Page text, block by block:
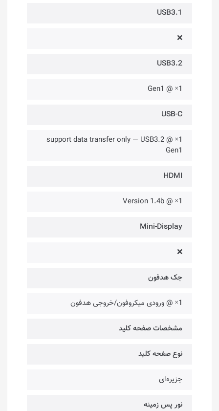
USB3.1
❌
USB3.2
1× @ Gen1
USB-C
1× @ support data transfer only — USB3.2
Gen1
HDMI
1× @ Version 1.4b
Mini-Display
❌
جک هدفون
1× @ ورودی میکروفون/خروجی هدفون
مشخصات صفحه کلید
نوع صفحه کلید
جزیره‌ای
نور پس زمینه